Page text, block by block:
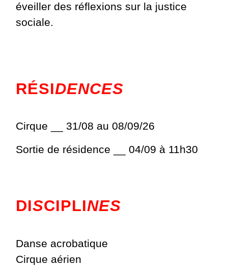
éveiller des réflexions sur la justice
sociale.
RÉSIDENCES
Cirque __ 31/08 au 08/09/26
Sortie de résidence __ 04/09 à 11h30
DISCIPLINES
Danse acrobatique
Cirque aérien